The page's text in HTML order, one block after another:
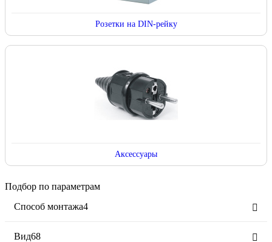
Розетки на DIN-рейку
Аксессуары
Подбор по параметрам
Способ монтажа4
Вид68